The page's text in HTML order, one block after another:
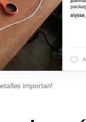
importan!